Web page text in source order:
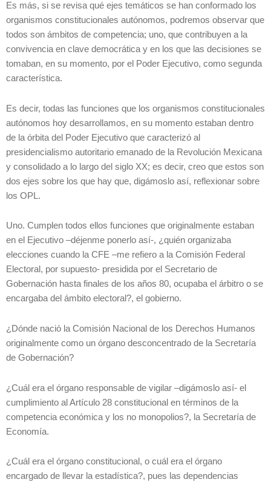
Es más, si se revisa qué ejes temáticos se han conformado los
organismos constitucionales autónomos, podremos observar que
todos son ámbitos de competencia; uno, que contribuyen a la
convivencia en clave democrática y en los que las decisiones se
tomaban, en su momento, por el Poder Ejecutivo, como segunda
característica.
Es decir, todas las funciones que los organismos constitucionales
autónomos hoy desarrollamos, en su momento estaban dentro
de la órbita del Poder Ejecutivo que caracterizó al
presidencialismo autoritario emanado de la Revolución Mexicana
y consolidado a lo largo del siglo XX; es decir, creo que estos son
dos ejes sobre los que hay que, digámoslo así, reflexionar sobre
los OPL.
Uno. Cumplen todos ellos funciones que originalmente estaban
en el Ejecutivo –déjenme ponerlo así-, ¿quién organizaba
elecciones cuando la CFE –me refiero a la Comisión Federal
Electoral, por supuesto- presidida por el Secretario de
Gobernación hasta finales de los años 80, ocupaba el árbitro o se
encargaba del ámbito electoral?, el gobierno.
¿Dónde nació la Comisión Nacional de los Derechos Humanos
originalmente como un órgano desconcentrado de la Secretaría
de Gobernación?
¿Cuál era el órgano responsable de vigilar –digámoslo así- el
cumplimiento al Artículo 28 constitucional en términos de la
competencia económica y los no monopolios?, la Secretaría de
Economía.
¿Cuál era el órgano constitucional, o cuál era el órgano
encargado de llevar la estadística?, pues las dependencias